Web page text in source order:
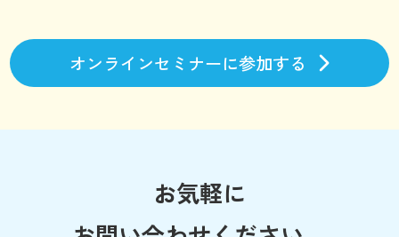
オンラインセミナーに参加する
お気軽に